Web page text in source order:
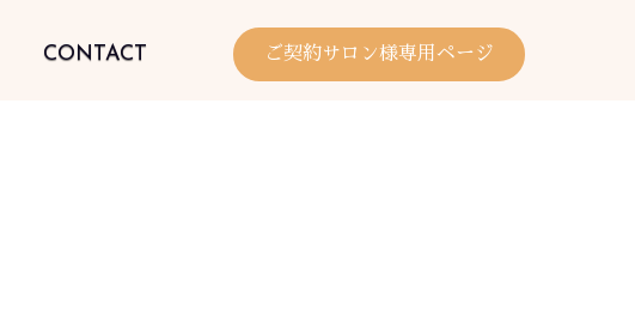
CONTACT ご契約サロン様専用ページ